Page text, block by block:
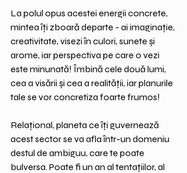
La polul opus acestei energii concrete,
mintea îți zboară departe - ai imaginație,
creativitate, visezi în culori, sunete și
arome, iar perspectiva pe care o vezi
este minunată! Îmbină cele două lumi,
cea a visării și cea a realității, iar planurile
tale se vor concretiza foarte frumos!
Relațional, planeta ce îți guvernează
acest sector se va afla într-un domeniu
destul de ambiguu, care te poate
bulversa. Poate fi un an al tentațiilor, al